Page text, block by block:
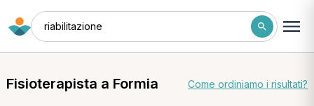
riabilitazione
Fisioterapista a Formia Come ordiniamo i risultati?